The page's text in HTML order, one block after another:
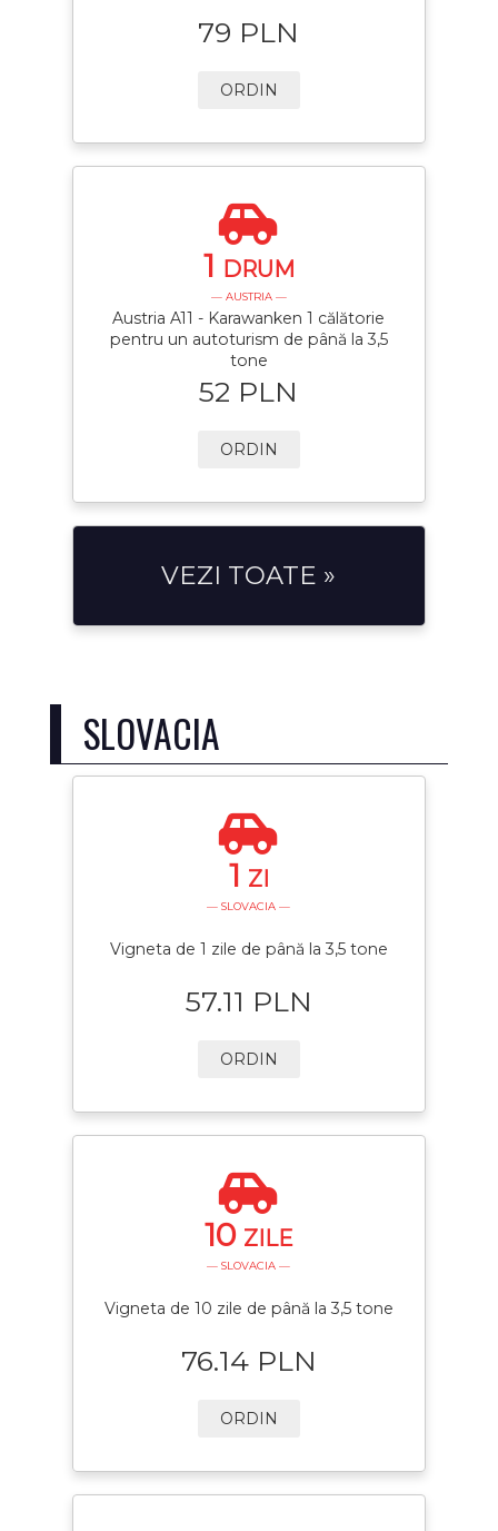
79 PLN
ORDIN
1 DRUM
— AUSTRIA —
Austria A11 - Karawanken 1 călătorie
pentru un autoturism de până la 3,5
tone
52 PLN
ORDIN
VEZI TOATE »
SLOVACIA
1 ZI
— SLOVACIA —
Vigneta de 1 zile de până la 3,5 tone
57.11 PLN
ORDIN
10 ZILE
— SLOVACIA —
Vigneta de 10 zile de până la 3,5 tone
76.14 PLN
ORDIN